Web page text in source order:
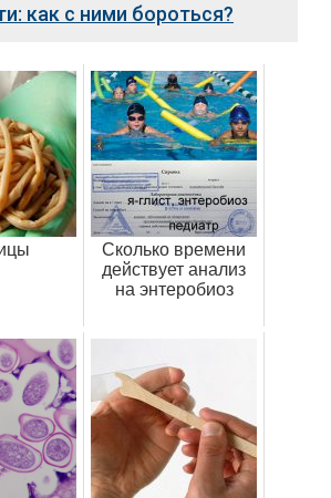
как с ними бороться?
Сколько времени
действует анализ
на энтеробиоз